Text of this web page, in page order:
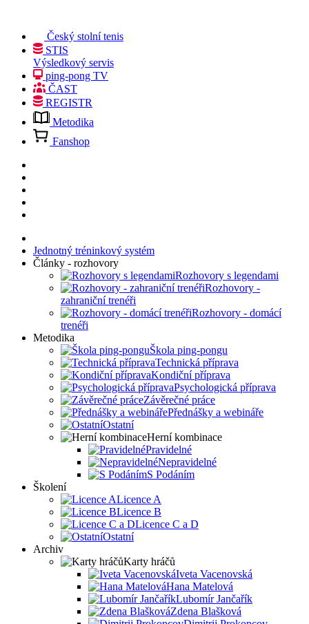
Český stolní tenis
STIS
Výsledkový servis
ping-pong TV
ČAST
REGISTR
Metodika
Fanshop
Jednotný tréninkový systém
Články - rozhovory
Rozhovory s legendami
Rozhovory -
zahraniční trenéři
Rozhovory - domácí
trenéři
Metodika
Škola ping-pongu
Technická příprava
Kondiční příprava
Psychologická příprava
Závěrečné práce
Přednášky a webináře
Ostatní
Herní kombinace
Pravidelné
Nepravidelné
S Podáním
Školení
Licence A
Licence B
Licence C a D
Ostatní
Archiv
Karty hráčů
Iveta Vacenovská
Hana Matelová
Lubomír Jančařík
Zdena Blašková